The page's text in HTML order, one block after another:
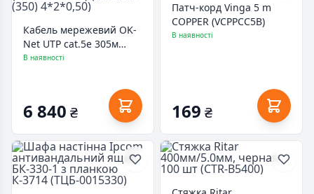
Кабель мережевий OK-
Net UTP cat.5e 305м
(U/UTP-cat.5Е) (КПВ-ВП
В наявності
6 840 ₴
Патч-корд Vinga 5 m
COPPER (VCPPCC5B)
В наявності
169 ₴